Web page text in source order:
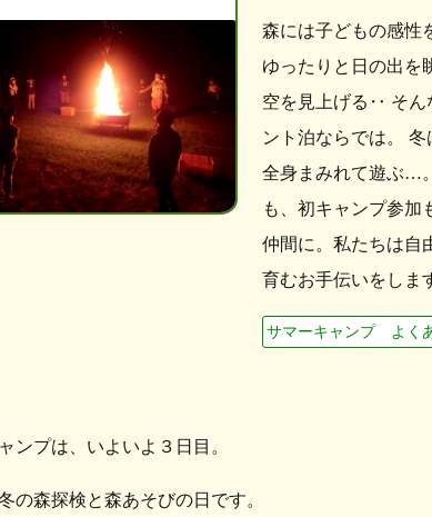
森には子どもの感性
ゆったりと日の出を
空を見上げる‥ そん
ント泊ならでは。
全身まみれて遊ぶ…
も、初キャンプ参加
仲間に。私たちは自
育むお手伝いをしま
サマーキャンプ よく
ンプは、いよいよ３日目。
の森探検と森あそびの日です。